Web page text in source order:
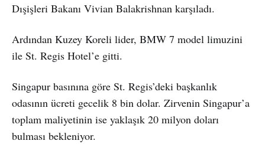
Dışişleri Bakanı Vivian Balakrishnan karşıladı.
Ardından Kuzey Koreli lider, BMW 7 model limuzini
ile St. Regis Hotel’e gitti.
Singapur basınına göre St. Regis’deki başkanlık
odasının ücreti gecelik 8 bin dolar. Zirvenin Singapur’a
toplam maliyetinin ise yaklaşık 20 milyon doları
bulması bekleniyor.